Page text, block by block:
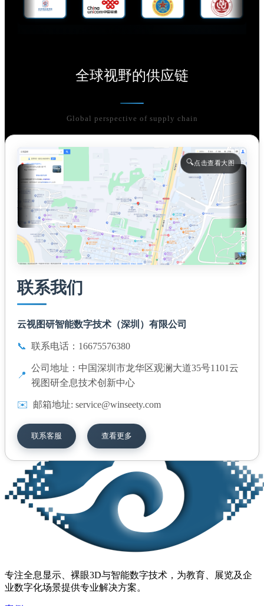
围绕全息视频、全息教室、全息技术整理相关技术、产品方
与应用信息，帮助用户了解主题内容及实践方向。 ...
全球视野的供应链
Global perspective of supply chain
🔍点击查看大图
联系我们
云视图研智能数字技术（深圳）有限公司
📞 联系电话：16675576380
📍
公司地址：中国深圳市龙华区观澜大道35号1101云
视图研全息技术创新中心
✉️ 邮箱地址: service@winseety.com
联系客服 查看更多
专注全息显示、裸眼3D与智能数字技术，为教育、展览及企
业数字化场景提供专业解决方案。